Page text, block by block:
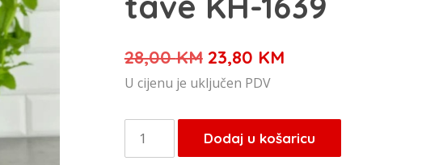
28,00KM Izvorna
cijena
je:
28,00 KM.
23,80 KMTrenutna
23,80 KM.
U cijenu je uključen PDV
Kinghoff
organizator
Dodaj u košaricu